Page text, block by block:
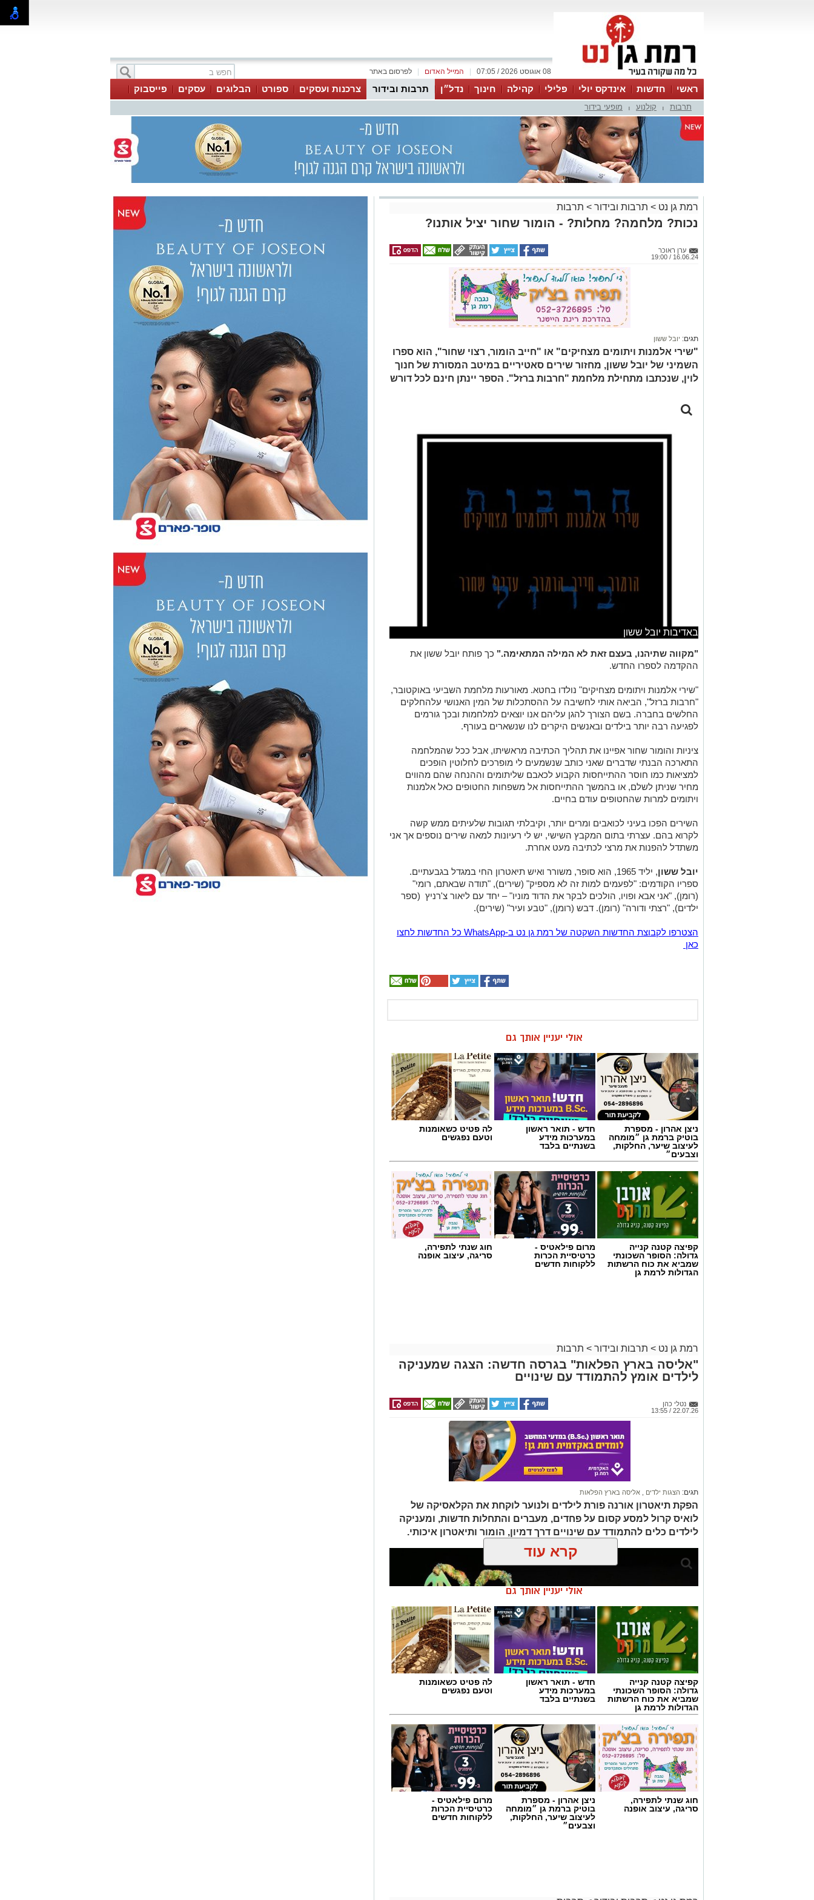
לפרסום באתר המייל האדום 08 אוגוסט 2026 / 07:05
ראשי חדשות אינדקס יולי פלילי קהילה חינוך נדל״ן תרבות ובידור צרכנות ועסקים ספורט הבלוגים עסקים
פייסבוק
ווטסאפ
תרבות קולנוע מופעי בידור
רמת גן נט > תרבות ובידור > תרבות
נכות? מלחמה? מחלות? - הומור שחור יציל אותנו?
ערן ראוכר
16.06.24 / 19:00
תגים: יובל ששון
"שירי אלמנות ויתומים מצחיקים" או "חייב הומור, רצוי שחור", הוא ספרו
השמיני של יובל ששון, מחזור שירים סאטיריים במיטב המסורת של חנוך
לוין, שנכתבו מתחילת מלחמת "חרבות ברזל". הספר יינתן חינם לכל דורש
באדיבות יובל ששון
"מקווה שתיהנו, בעצם זאת לא המילה המתאימה." כך פותח יובל ששון את
ההקדמה לספרו החדש.
"שירי אלמנות ויתומים מצחיקים" נולדו בחטא. מאורעות מלחמת השביעי באוקטובר,
"חרבות ברזל", הביאה אותי לחשיבה על ההסתכלות של המין האנושי עלהחלקים
החלשים בחברה. בשם הצורך להגן עליהם אנו יוצאים למלחמות ובכך גורמים
לפגיעה רבה יותר בילדים ובאנשים היקרים לנו שנשארים בעורף.
ציניות והומור שחור אפיינו את תהליך הכתיבה מראשיתו, אבל ככל שהמלחמה
התארכה הבנתי שדברים שאני כותב שנשמעים לי מופרכים לחלוטין הופכים
למציאות כמו חוסר ההתייחסות הקבוע לכאבם שליתומים וההנחה שהם מהווים
מחיר שניתן לשלם, או בהמשך ההתייחסות אל משפחות החטופים כאל אלמנות
ויתומים למרות שהחטופים עודם בחיים.
השירים הפכו בעיני לכואבים ומרים יותר, וקיבלתי תגובות שלעיתים ממש קשה
לקרוא בהם. עצרתי בתום המקבץ השישי, יש לי רעיונות למאה שירים נוספים אך אני
משתדל להפנות את מרצי לכתיבה מעט אחרת.
יובל ששון, יליד 1965, הוא סופר, משורר ואיש תיאטרון החי במגדל בגבעתיים.
ספריו הקודמים: "לפעמים למות זה לא מספיק" (שירים), "תודה שבאתם, רומי"
(רומן), "אני אבא ופויו, הולכים לבקר את הדוד מוניו" – יחד עם ליאור צ'רניץ (ספר
ילדים), "רצתי ודורה" (רומן). דבש (רומן), "טבע ועיר" (שירים).
הצטרפו לקבוצת החדשות השקטה של רמת גן נט ב-WhatsApp כל החדשות לחצו
כאן
אולי יעניין אותך גם
ניצן אהרון - מספרת
בוטיק ברמת גן ״מומחה
לעיצוב שיער, החלקות,
וצבעים״
חדש - תואר ראשון
במערכות מידע
בשנתיים בלבד
לה פטיט כשאומנות
וטעם נפגשים
קפיצה קטנה קנייה
גדולה: הסופר השכונתי
שמביא את כוח הרשתות
הגדולות לרמת גן
מרום פילאטיס -
כרטיסיית הכרות
ללקוחות חדשים
חוג שנתי לתפירה,
סריגה, עיצוב אופנה
רמת גן נט > תרבות ובידור > תרבות
"אליסה בארץ הפלאות" בגרסה חדשה: הצגה שמעניקה
לילדים אומץ להתמודד עם שינויים
נטלי כהן
22.07.26 / 13:55
תגים: הצגות ילדים אליסה בארץ הפלאות
הפקת תיאטרון אורנה פורת לילדים ולנוער לוקחת את הקלאסיקה של
לואיס קרול למסע קסום על פחדים, מעברים והתחלות חדשות, ומעניקה
לילדים כלים להתמודד עם שינויים דרך דמיון, הומור ותיאטרון איכותי.
תמי שחם
עיבוד חדש, ומלא דמיון ל"אליסה בארץ הפלאות" מעניק לילדים כלים
להתמודד עם מעברי שינויים ופרידות
קרא עוד
אולי יעניין אותך גם
קפיצה קטנה קנייה
גדולה: הסופר השכונתי
שמביא את כוח הרשתות
הגדולות לרמת גן
חדש - תואר ראשון
במערכות מידע
בשנתיים בלבד
לה פטיט כשאומנות
וטעם נפגשים
חוג שנתי לתפירה,
סריגה, עיצוב אופנה
ניצן אהרון - מספרת
בוטיק ברמת גן ״מומחה
לעיצוב שיער, החלקות,
וצבעים״
מרום פילאטיס -
כרטיסיית הכרות
ללקוחות חדשים